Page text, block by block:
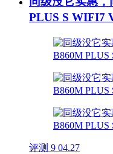
PLUS S WIFI7
评测 9 04.27